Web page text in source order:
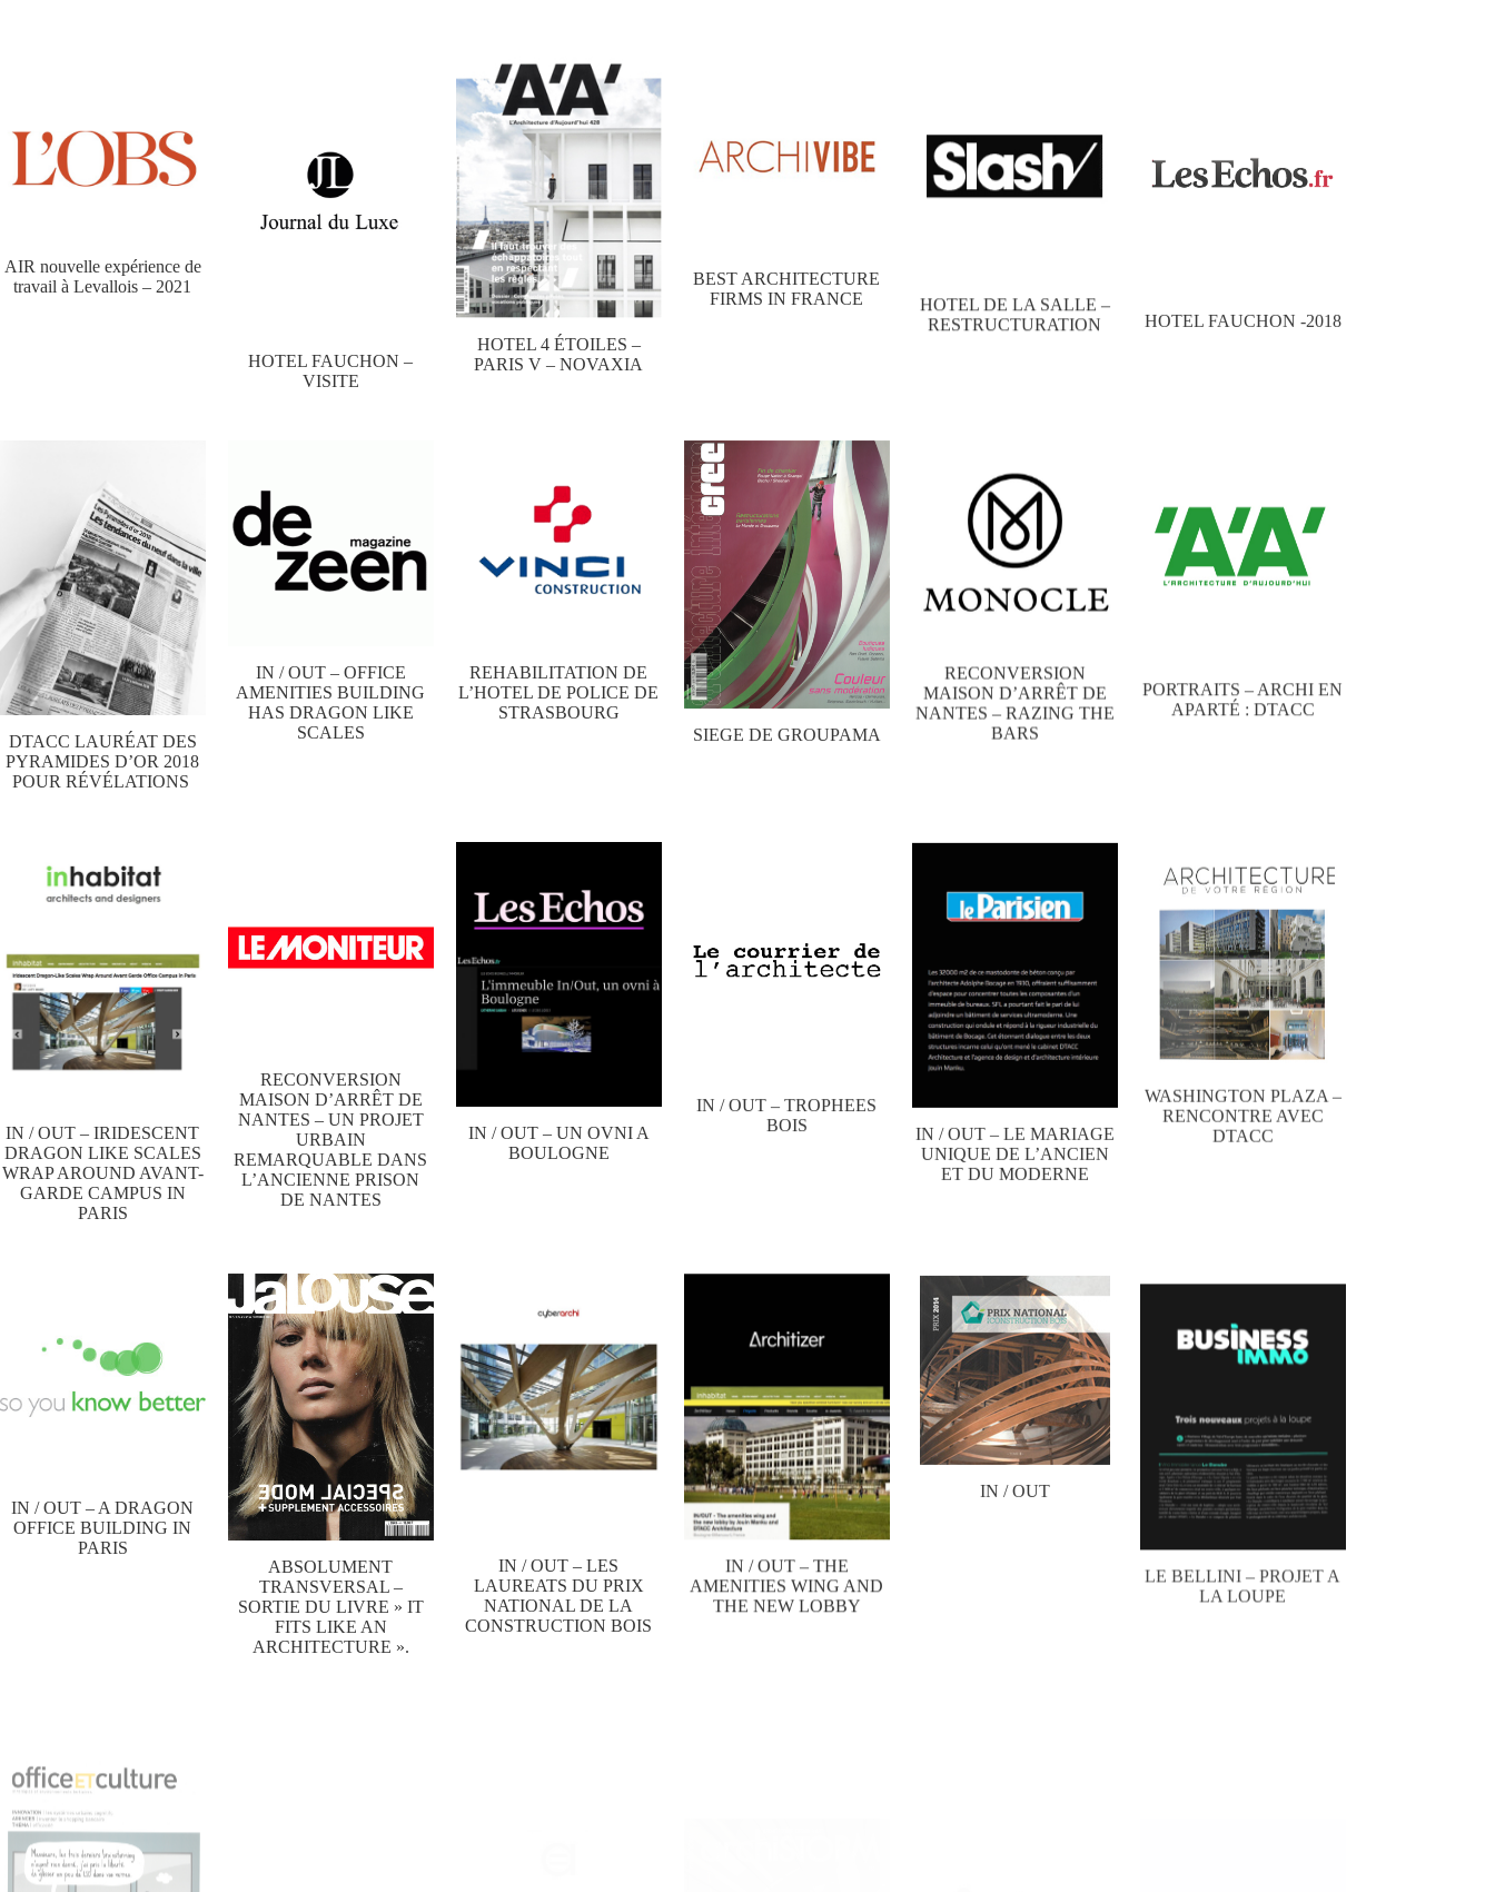
AIR nouvelle expérience de
travail à Levallois – 2021
HOTEL FAUCHON –
VISITE
HOTEL 4 ÉTOILES –
PARIS V – NOVAXIA
BEST ARCHITECTURE
FIRMS IN FRANCE
HOTEL DE LA SALLE –
RESTRUCTURATION
HOTEL FAUCHON -2018
DTACC LAURÉAT DES
PYRAMIDES D’OR 2018
POUR RÉVÉLATIONS
IN / OUT – OFFICE
AMENITIES BUILDING
HAS DRAGON LIKE
SCALES
REHABILITATION DE
L’HOTEL DE POLICE DE
STRASBOURG
SIEGE DE GROUPAMA
RECONVERSION
MAISON D’ARRÊT DE
NANTES – RAZING THE
BARS
PORTRAITS – ARCHI EN
APARTÉ : DTACC
IN / OUT – IRIDESCENT
DRAGON LIKE SCALES
WRAP AROUND AVANT-
GARDE CAMPUS IN
PARIS
RECONVERSION
MAISON D’ARRÊT DE
NANTES – UN PROJET
URBAIN
REMARQUABLE DANS
L’ANCIENNE PRISON
DE NANTES
IN / OUT – UN OVNI A
BOULOGNE
IN / OUT – TROPHEES
BOIS
IN / OUT – LE MARIAGE
UNIQUE DE L’ANCIEN
ET DU MODERNE
WASHINGTON PLAZA –
RENCONTRE AVEC
DTACC
IN / OUT – A DRAGON
OFFICE BUILDING IN
PARIS
ABSOLUMENT
TRANSVERSAL –
SORTIE DU LIVRE » IT
FITS LIKE AN
ARCHITECTURE ».
IN / OUT – LES
LAUREATS DU PRIX
NATIONAL DE LA
CONSTRUCTION BOIS
IN / OUT – THE
AMENITIES WING AND
THE NEW LOBBY
IN / OUT
LE BELLINI – PROJET A
LA LOUPE